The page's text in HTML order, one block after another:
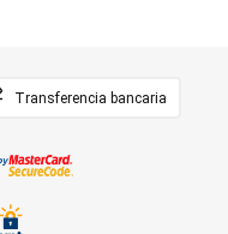
Transferencia bancaria